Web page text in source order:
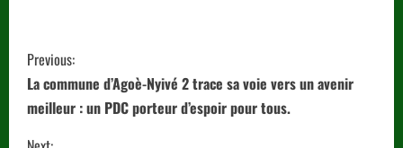
C
o
n
Previous:
La commune d’Agoè-Nyivé 2 trace sa voie vers un avenir
meilleur : un PDC porteur d’espoir pour tous.